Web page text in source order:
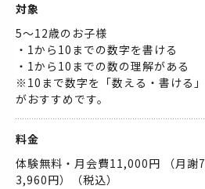
対象
5〜12歳のお子様
・1から10までの数字を書ける
・1から10までの数の理解がある
※10まで数字を「数える・書ける
がおすすめです。
料金
体験無料・月会費11,000円 （月謝
3,960円）（税込）